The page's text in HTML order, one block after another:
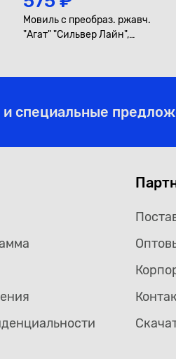
Мовиль с преобраз. ржавч.
"Агат" "Сильвер Лайн",
специальные